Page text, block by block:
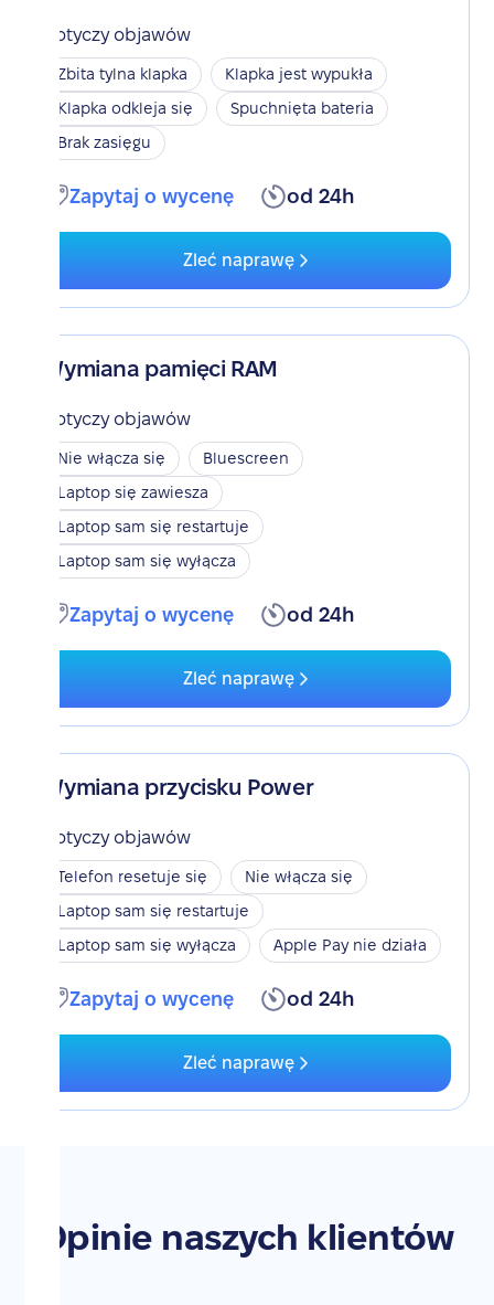
Dotyczy objawów
Zbita tylna klapka
Klapka jest wypukła
Klapka odkleja się
Spuchnięta bateria
Brak zasięgu
Zapytaj o wycenę od 24h
Zleć naprawę
Wymiana pamięci RAM
Dotyczy objawów
Nie włącza się
Bluescreen
Laptop się zawiesza
Laptop sam się restartuje
Laptop sam się wyłącza
Zapytaj o wycenę od 24h
Zleć naprawę
Wymiana przycisku Power
Dotyczy objawów
Telefon resetuje się
Nie włącza się
Laptop sam się restartuje
Laptop sam się wyłącza
Apple Pay nie działa
Zapytaj o wycenę od 24h
Zleć naprawę
Opinie naszych klientów